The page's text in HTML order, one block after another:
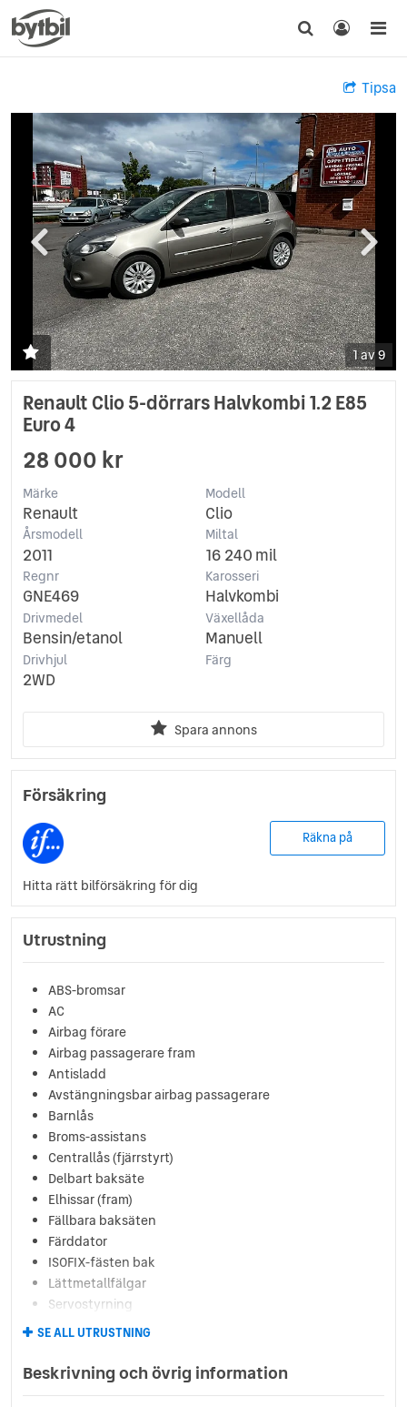
Tipsa
1 av 9
Renault Clio 5-dörrars Halvkombi 1.2 E85
Euro 4
28 000 kr
Märke
Renault
Modell
Clio
Årsmodell
2011
Miltal
16 240 mil
Regnr
GNE469
Karosseri
Halvkombi
Drivmedel
Bensin/etanol
Växellåda
Manuell
Drivhjul
2WD
Färg
Spara annons
Försäkring
Räkna på
Hitta rätt bilförsäkring för dig
Utrustning
ABS-bromsar
AC
Airbag förare
Airbag passagerare fram
Antisladd
Avstängningsbar airbag passagerare
Barnlås
Broms-assistans
Centrallås (fjärrstyrt)
Delbart baksäte
Elhissar (fram)
Fällbara baksäten
Färddator
ISOFIX-fästen bak
Lättmetallfälgar
Servostyrning
Sidoairbags
Sminkspegel
Startspärr
SE ALL UTRUSTNING
Beskrivning och övrig information